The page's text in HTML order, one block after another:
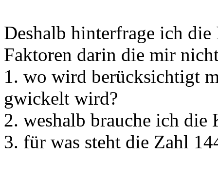
Deshalb hinterfrage ich
Faktoren darin die mir
1. wo wird berücksichtigt
gwickelt wird?
2. weshalb brauche ich
3. für was steht die Zahl